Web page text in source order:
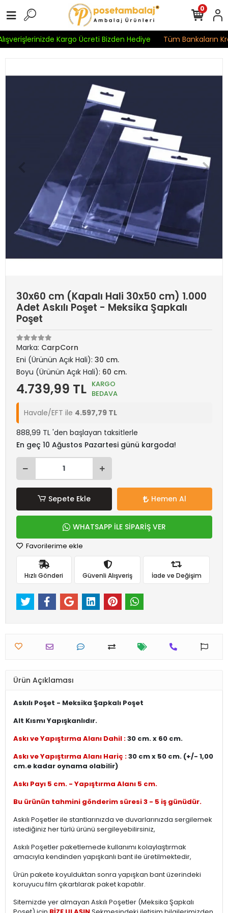
Kargo Ücreti Bizden Hediye Tüm Bankaların
0
30x60 cm (Kapalı Hali 30x50 cm) 1.000
Adet Askılı Poşet - Meksika Şapkalı
Poşet
Marka: CarpCorn
Eni (Ürünün Açık Hali): 30 cm.
Boyu (Ürünün Açık Hali): 60 cm.
4.739,99 TL KARGO
BEDAVA
Havale/EFT ile 4.597,79 TL
888,99 TL 'den başlayan taksitlerle
En geç 10 Ağustos Pazartesi günü kargoda!
Sepete Ekle Hemen Al
WHATSAPP İLE SİPARİŞ VER
Favorilerime ekle
Hızlı Gönderi Güvenli Alışveriş İade ve Değişim
Ürün Açıklaması
Askılı Poşet - Meksika Şapkalı Poşet
Alt Kısmı Yapışkanlıdır.
Askı ve Yapıştırma Alanı Dahil :30 cm. x 60 cm.
Askı ve Yapıştırma Alanı Hariç :30 cm x 50 cm. (+/- 1,00
cm.e kadar oynama olabilir)
Askı Payı 5 cm. - Yapıştırma Alanı 5 cm.
Bu ürünün tahmini gönderim süresi 3 - 5 iş günüdür.
Askılı Poşetler ile stantlarınızda ve duvarlarınızda sergilemek
istediğiniz her türlü ürünü sergileyebilirsiniz,
Askılı Poşetler paketlemede kullanımı kolaylaştırmak
amacıyla kendinden yapışkanlı bant ile üretilmektedir,
Ürün pakete koyulduktan sonra yapışkan bant üzerindeki
koruyucu film çıkartılarak paket kapatılır.
Sitemizde yer almayan Askılı Poşetler (Meksika Şapkalı